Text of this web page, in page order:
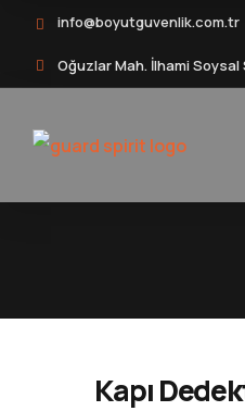
info@boyutguvenlik.com.tr
Oğuzlar Mah. İlhami Soysal
Kapı